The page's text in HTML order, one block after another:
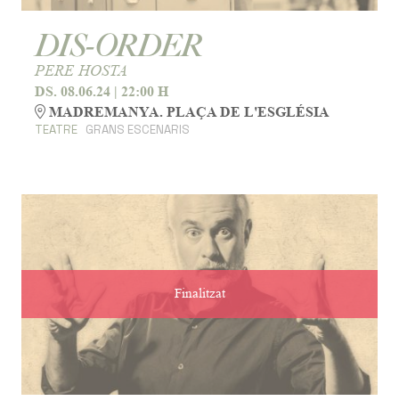
DIS-ORDER
PERE HOSTA
DS. 08.06.24 | 22:00 H
MADREMANYA. PLAÇA DE L'ESGLÉSIA
TEATRE GRANS ESCENARIS
Finalitzat